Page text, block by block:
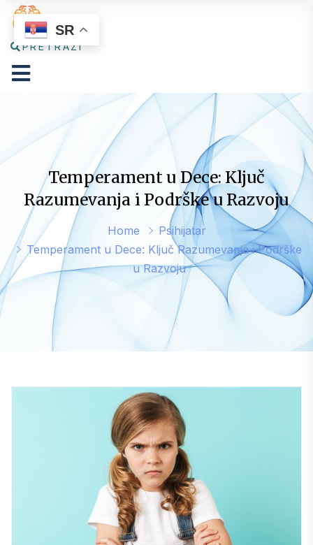
PRETRAŽI
Temperament u Dece: Ključ
Razumevanja i Podrške u Razvoju
Home
Psihijatar
Temperament u Dece: Ključ Razumevanja i Podrške
u Razvoju
SR